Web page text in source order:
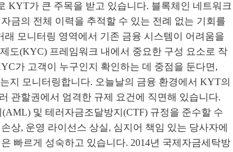
KYT가 큰 주목을 받고 있습니다. 블록체인 네트워크
금의 전체 이력을 추적할 수 있는 전례 없는 기회를
모니터링 영역에서 기존 금융 시스템이 어려움을
도(KYC) 프레임워크 내에서 중요한 구성 요소로 작
가 고객이 누구인지 확인하는 데 중점을 둔다면,
지 모니터링합니다. 오늘날의 금융 환경에서 KYT의
관할권에서 엄격한 규제 요건에 직면해 있습니다.
및 테러자금조달방지(CTF) 규정을 준수할 수
상, 운영 라이선스 상실, 심지어 책임 있는 당사자에
빠르게 성숙하고 있습니다. 2014년 국제자금세탁방